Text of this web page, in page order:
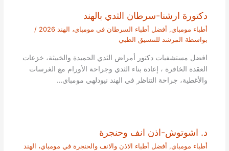
دكتورة ارشنا-سرطان الثدي بالهند
أطباء مومباي, أفضل أطباء السرطان في مومباي، الهند 2026
/
بواسطة المرشد للتنسيق الطبي
افضل مستشفيات دكتور أمراض الثدي الحميدة والخبيثة، خزعات
العقدة الخافرة ، إعادة بناء الثدي وجراحة الأورام مع الغرسات
والأغطية، جراحة التناظر في الهند نيودلهي مومباي…
د. اشوتوش-اذن انف وحنجرة
أطباء مومباي, أفضل أطباء الاذن والانف والحنجرة في مومباي، الهند